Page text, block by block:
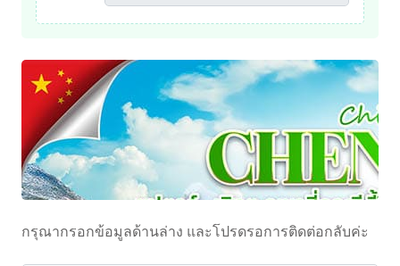
กรุณากรอกข้อมูลด้านล่าง และโปรดรอการติดต่อกลับค่ะ